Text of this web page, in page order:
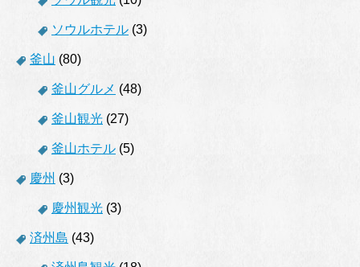
ソウルホテル (3)
釜山 (80)
釜山グルメ (48)
釜山観光 (27)
釜山ホテル (5)
慶州 (3)
慶州観光 (3)
済州島 (43)